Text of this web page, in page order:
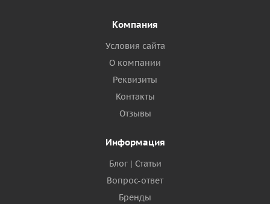
Компания
Условия сайта
О компании
Реквизиты
Контакты
Отзывы
Информация
Блог | Статьи
Вопрос-ответ
Бренды